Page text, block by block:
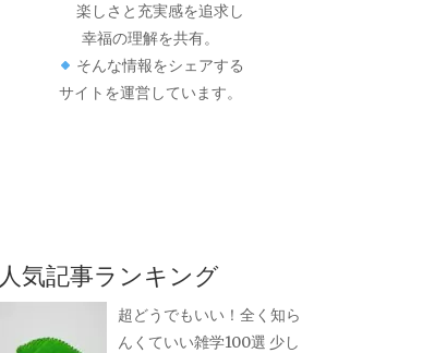
楽しさと充実感を追求し
幸福の理解を共有。
そんな情報をシェアする
サイトを運営しています。
人気記事ランキング
超どうでもいい！全く知ら
んくていい雑学100選 少し